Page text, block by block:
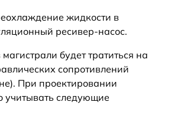
жидкости в
ресивер-насос.
будет тратиться на
сопротивлений
При проектировании
учитывать следующие